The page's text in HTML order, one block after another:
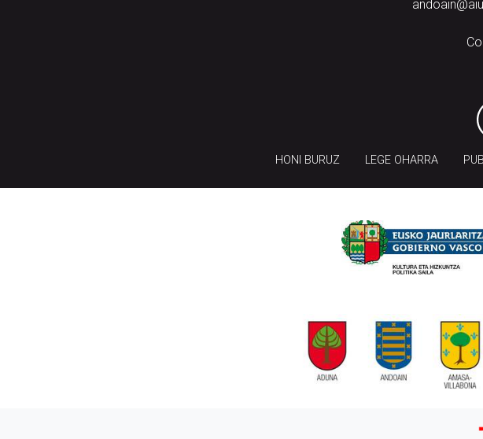
HONI BURUZ LEGE OHARRA